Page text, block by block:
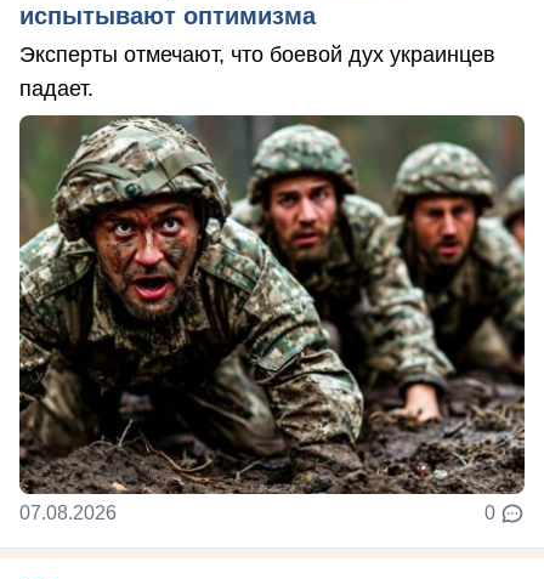
испытывают оптимизма
Эксперты отмечают, что боевой дух украинцев
падает.
07.08.2026 0